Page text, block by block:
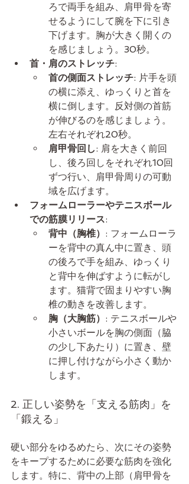
ろで両手を組み、肩甲骨を寄
せるようにして腕を下に引き
下げます。胸が大きく開くの
を感じましょう。30秒。
首・肩のストレッチ:
首の側面ストレッチ: 片手を頭
の横に添え、ゆっくりと首を
横に倒します。反対側の首筋
が伸びるのを感じましょう。
左右それぞれ20秒。
肩甲骨回し: 肩を大きく前回
し、後ろ回しをそれぞれ10回
ずつ行い、肩甲骨周りの可動
域を広げます。
フォームローラーやテニスボール
での筋膜リリース:
背中（胸椎） : フォームローラ
ーを背中の真ん中に置き、頭
の後ろで手を組み、ゆっくり
と背中を伸ばすように転がし
ます。猫背で固まりやすい胸
椎の動きを改善します。
胸（大胸筋） : テニスボールや
小さいボールを胸の側面（脇
の少し下あたり）に置き、壁
に押し付けながら小さく動か
します。
2. 正しい姿勢を「支える筋肉」を
「鍛える」
硬い部分をゆるめたら、次にその姿勢
をキープするために必要な筋肉を強化
します。特に、背中の上部（肩甲骨を